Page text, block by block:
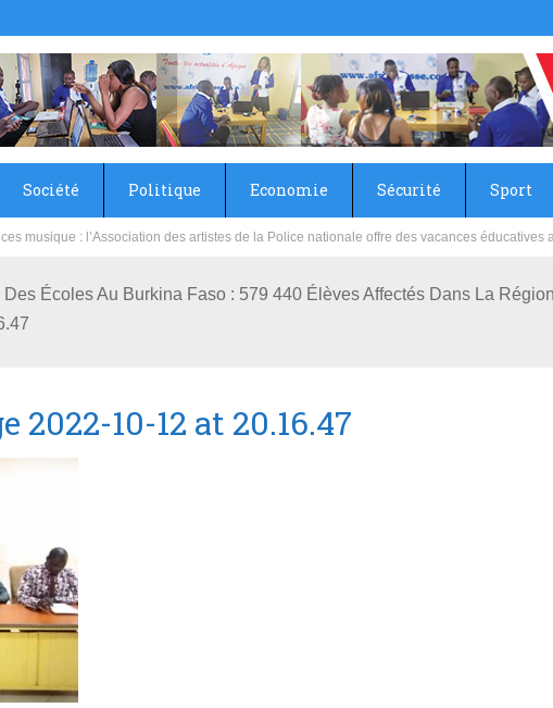
Société Politique Economie Sécurité Sport
la Russie rénove les écoles primaire et collège du Camp Général Aboubacar Sangoulé
Des Écoles Au Burkina Faso : 579 440 Élèves Affectés Dans La
10-12 at 20.16.47